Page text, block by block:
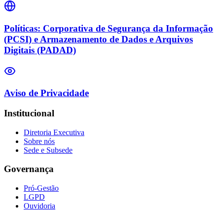
Políticas: Corporativa de Segurança da Informação
(PCSI) e Armazenamento de Dados e Arquivos
Digitais (PADAD)
Aviso de Privacidade
Institucional
Diretoria Executiva
Sobre nós
Sede e Subsede
Governança
Pró-Gestão
LGPD
Ouvidoria